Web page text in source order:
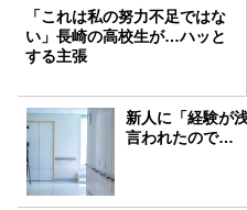
「これは私の努力不足ではな
い」長崎の高校生が…ハッと
する主張
新人に「経験が
言われたので…